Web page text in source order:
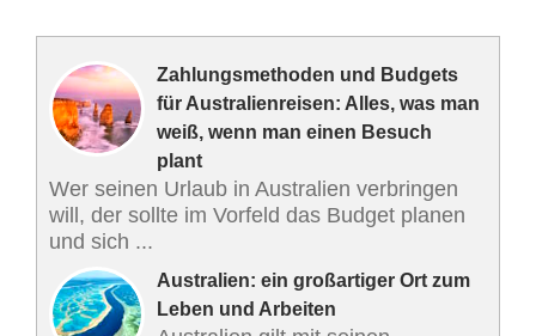
Zahlungsmethoden und Budgets
für Australienreisen: Alles, was man
weiß, wenn man einen Besuch
plant
Wer seinen Urlaub in Australien verbringen
will, der sollte im Vorfeld das Budget planen
und sich ...
Australien: ein großartiger Ort zum
Leben und Arbeiten